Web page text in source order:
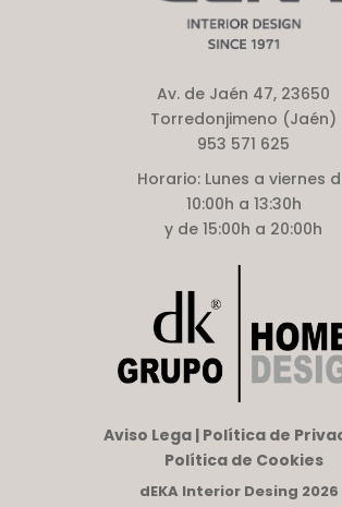
Av. de Jaén 47, 23650
Torredonjimeno (Jaén)
953 571 625
Horario:Lunes a viernes
10:00h a 13:30h
y de 15:00h a 20:00h
Aviso Lega | Política de
Política de Cookies
dEKA Interior Desing 2026